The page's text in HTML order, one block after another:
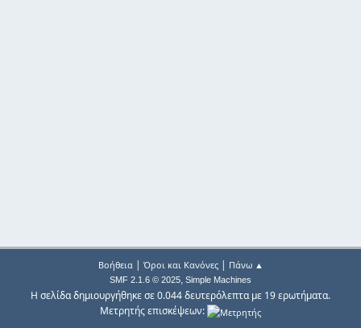
Βοήθεια| Όροι και Κανόνες| Πάνω ▲
SMF 2.1.6 © 2025, Simple Machines
Η σελίδα δημιουργήθηκε σε 0.044 δευτερόλεπτα με 19 ερωτήματα.
Μετρητής επισκέψεων: